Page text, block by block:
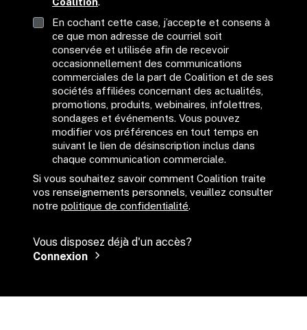
En cochant cette case, j’accepte et consens à
ce que mon adresse de courriel soit
conservée et utilisée afin de recevoir
occasionnellement des communications
commerciales de la part de Coalition et de ses
sociétés affiliées concernant des actualités,
promotions, produits, webinaires, infolettres,
sondages et événements. Vous pouvez
modifier vos préférences en tout temps en
suivant le lien de désinscription inclus dans
chaque communication commerciale.
Si vous souhaitez savoir comment Coalition traite
vos renseignements personnels, veuillez consulter
notre politique de confidentialité.
Vous disposez déjà d'un accès?
Connexion